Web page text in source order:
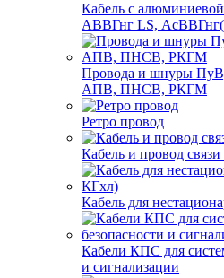
Кабель с
АВВГнг LS,
Провода и шнуры
АПВ, ПНСВ, РКГМ
Ретро провод
Кабель и провод
Кабель для
Кабели КПС для
и сигнализации